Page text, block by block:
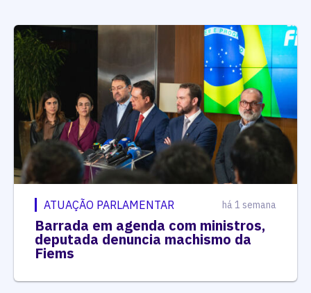
ATUAÇÃO PARLAMENTAR há 1 semana
Barrada em agenda com ministros,
deputada denuncia machismo da
Fiems